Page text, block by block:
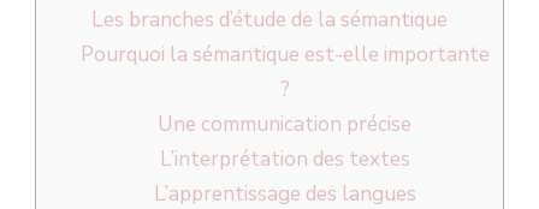
Les branches d’étude de la sémantique
Pourquoi la sémantique est-elle importante
?
Une communication précise
L’interprétation des textes
L’apprentissage des langues